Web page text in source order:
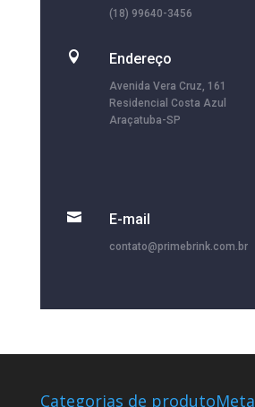
(18) 99640-3456
 Endereço
Avenida Vera Cruz, 161
Residencial Costa Azul
Araçatuba-SP
 E-mail
contato@primebrink.com.br
Categorias de produtoMeta